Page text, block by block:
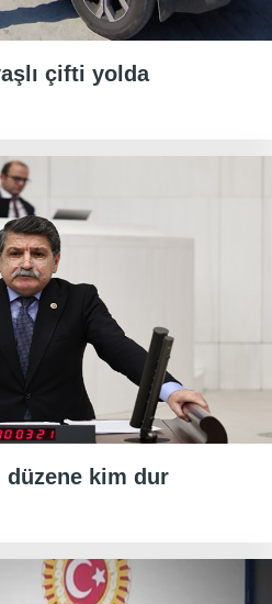
çifti yolda
düzene kim dur